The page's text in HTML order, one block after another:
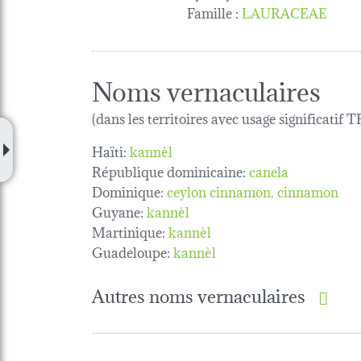
Famille:LAURACEAE
Noms vernaculaires
(dans les territoires avec usage significatif
Haïti:kannèl
République dominicaine:canela
Dominique:ceylon cinnamon cinnamon
Guyane:kannèl
Martinique:kannèl
Guadeloupe:kannèl
Autres noms vernaculaires